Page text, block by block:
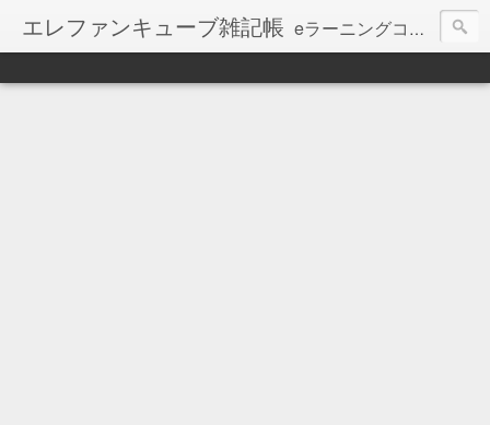
エレファンキューブ雑記帳 eラーニングコンテンツ制作会社エレファンキューブのブログ。
【お知らせ】本ブログの更新は、停止しています。